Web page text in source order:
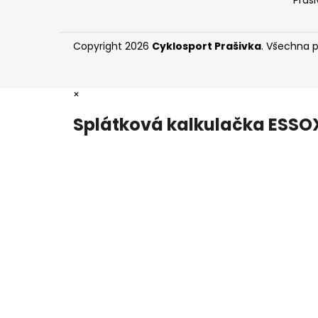
Copyright 2026 Cyklosport Prašivka. Všechna
×
Splátková kalkulačka